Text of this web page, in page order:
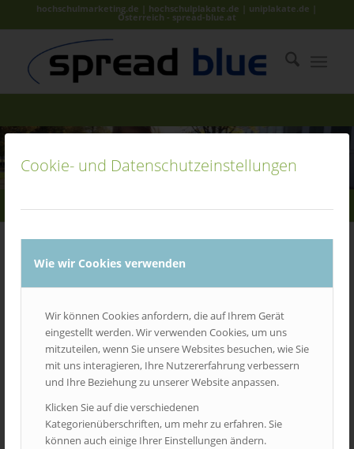
Cookie- und Datenschutzeinstellungen
Wie wir Cookies verwenden
Wir können Cookies anfordern, die auf Ihrem Gerät
eingestellt werden. Wir verwenden Cookies, um uns
mitzuteilen, wenn Sie unsere Websites besuchen, wie Sie
mit uns interagieren, Ihre Nutzererfahrung verbessern
und Ihre Beziehung zu unserer Website anpassen.
Klicken Sie auf die verschiedenen
Kategorienüberschriften, um mehr zu erfahren. Sie
können auch einige Ihrer Einstellungen ändern.
hochschulmarketing.de | hochschulplakate.de | uniplakate.de |
Österreich - spread-blue.at
SERVICE
Service